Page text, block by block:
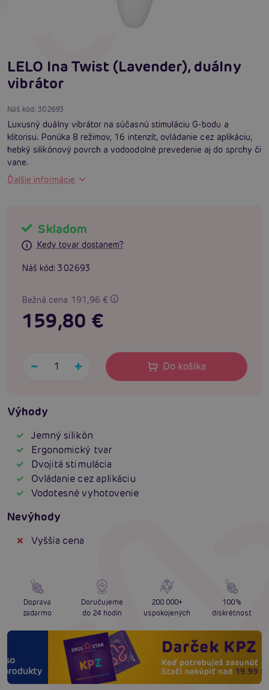
LELO Ina Twist (Lavender), duálny
vibrátor
Náš kód:302693
Luxusný duálny vibrátor na súčasnú stimuláciu G-bodu a
klitorisu. Ponúka 8 režimov, 16 intenzít, ovládanie cez aplikáciu,
hebký silikónový povrch a vodoodolné prevedenie aj do sprchy či
vane.
Ďalšie informácie
Skladom
Kedy tovar dostanem?
Náš kód: 302693
Bežná cena 191,96 €
159,80 €
Do košíka
Výhody
Jemný silikón
Ergonomický tvar
Dvojitá stimulácia
Ovládanie cez aplikáciu
Vodotesné vyhotovenie
Nevýhody
Vyššia cena
Doprava
zadarmo
Doručujeme
do 24 hodín
200 000+
uspokojených
100%
diskrétnosť